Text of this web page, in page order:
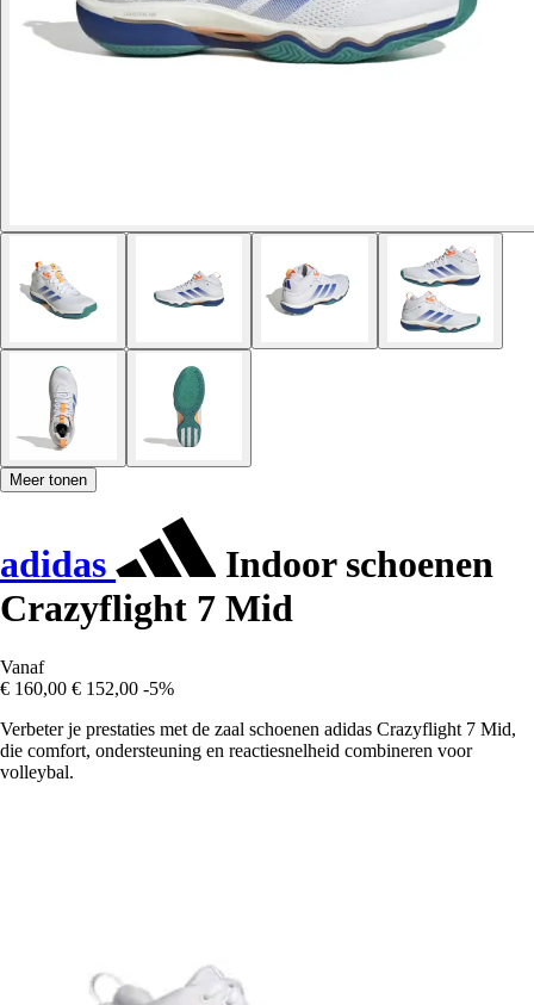
Meer tonen
adidas
Indoor schoenen
Crazyflight 7 Mid
Vanaf
€ 160,00 € 152,00 -5%
Verbeter je prestaties met de zaal schoenen adidas Crazyflight 7 Mid,
die comfort, ondersteuning en reactiesnelheid combineren voor
volleybal.